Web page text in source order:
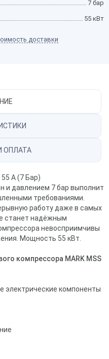
7 бар
55 кВт
доставки
ОПЛАТА
А (7 Бар)
и давлением 7 бар выполнит
требованиями.
работу даже в самых
станет надёжным
невосприимчивы
Мощность 55 кВт.
компрессора MARK MSS
электрические компоненты